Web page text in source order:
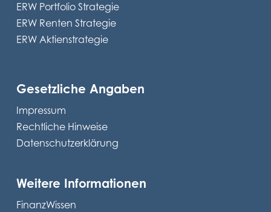
ERW Portfolio Strategie
ERW Renten Strategie
ERW Aktienstrategie
Gesetzliche Angaben
Impressum
Rechtliche Hinweise
Datenschutzerklärung
Weitere Informationen
FinanzWissen